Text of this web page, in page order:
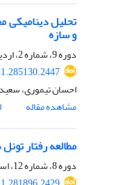
تحلیل دینامیکی
و سازه
دوره 9، شماره 2، اردیبهشت 1401، صفحه
احسان تیموری،
مشاهده مقاله
مطالعه رفتار
دوره 8، شماره 12، اسفند 1400، صفحه